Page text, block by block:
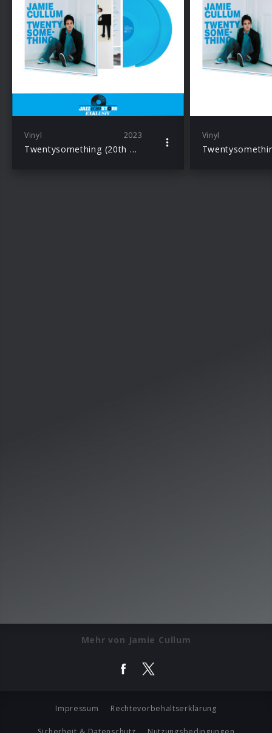
Vinyl 2023
Twentysomething (20th Anniversary Edition Ltd. Excl. Curacao Transparent 2LP)
Vinyl
Mehr von Jamie Cullum
Impressum Rechtevorbehaltserklärung